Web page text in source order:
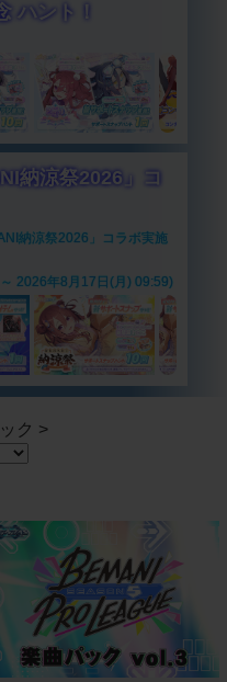
ハント！
納涼祭2026」コ
納涼祭2026」コラボ実施
2026年8月17日(月) 09:59)
ク >